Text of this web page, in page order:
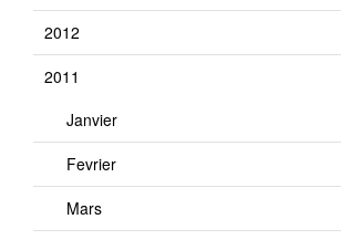
2012
2011
Janvier
Fevrier
Mars